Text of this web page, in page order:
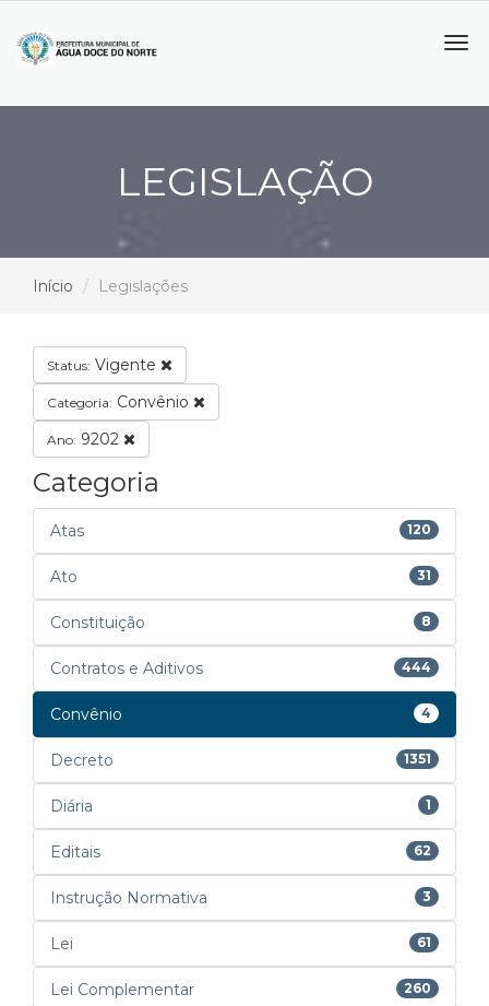
LEGISLAÇÃO
Início Legislações
Status: Vigente
Categoria: Convênio
Ano: 9202
Categoria
Atas 120
Ato 31
Constituição 8
Contratos e Aditivos 444
Convênio 4
Decreto 1351
Diária 1
Editais 62
Instrução Normativa 3
Lei 61
Lei Complementar 260